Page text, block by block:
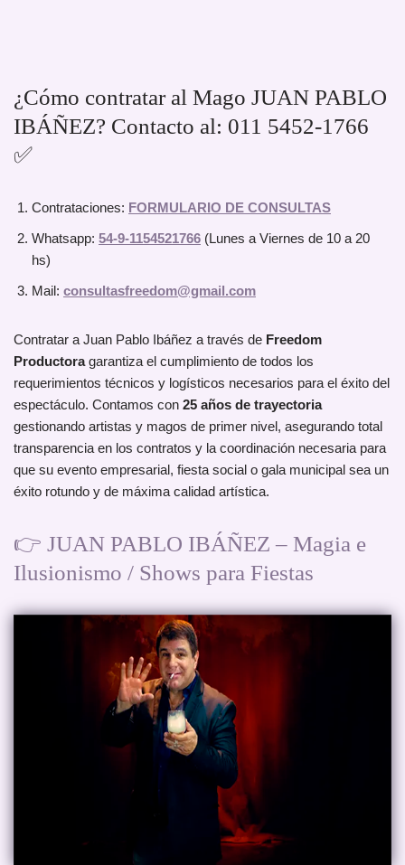
¿Cómo contratar al Mago JUAN PABLO
IBÁÑEZ? Contacto al: 011 5452-1766
✅
Contrataciones: FORMULARIO DE CONSULTAS
Whatsapp: 54-9-1154521766 (Lunes a Viernes de 10 a 20
hs)
Mail: consultasfreedom@gmail.com
Contratar a Juan Pablo Ibáñez a través de Freedom
Productoragarantiza el cumplimiento de todos los
requerimientos técnicos y logísticos necesarios para el éxito del
espectáculo. Contamos con 25 años de trayectoria
gestionando artistas y magos de primer nivel, asegurando total
transparencia en los contratos y la coordinación necesaria para
que su evento empresarial, fiesta social o gala municipal sea un
éxito rotundo y de máxima calidad artística.
👉 JUAN PABLO IBÁÑEZ – Magia e
Ilusionismo / Shows para Fiestas